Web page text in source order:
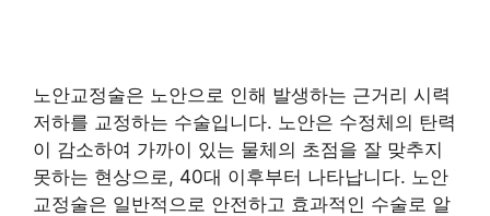
노안교정술은 노안으로 인해 발생하는 근거리 시력
저하를 교정하는 수술입니다. 노안은 수정체의 탄력
이 감소하여 가까이 있는 물체의 초점을 잘 맞추지
못하는 현상으로, 40대 이후부터 나타납니다. 노안
교정술은 일반적으로 안전하고 효과적인 수술로 알